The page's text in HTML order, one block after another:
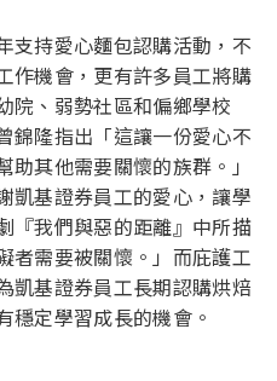
支持愛心麵包認購活動，不
作機會，更有許多員工將購
院、弱勢社區和偏鄉學校
錦隆指出「這讓一份愛心不
其他需要關懷的族群。」
凱基證券員工的愛心，讓學
『我們與惡的距離』中所描
者需要被關懷。」而庇護工
凱基證券員工長期認購烘焙
穩定學習成長的機會。